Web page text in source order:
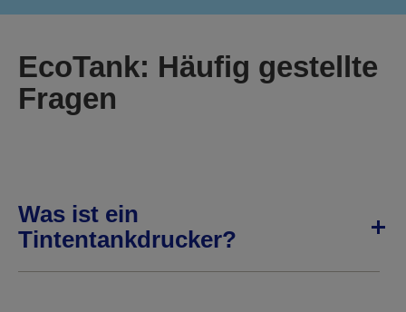
EcoTank: Häufig gestellte
Fragen
Was ist ein
Tintentankdrucker?